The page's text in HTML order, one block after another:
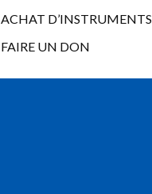
ACHAT D’INSTRUMENTS
FAIRE UN DON